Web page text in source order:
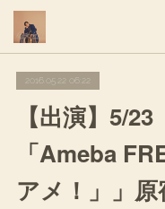
2016.05.22 06:22
【出演】5/
「Ameba
アメ！」」